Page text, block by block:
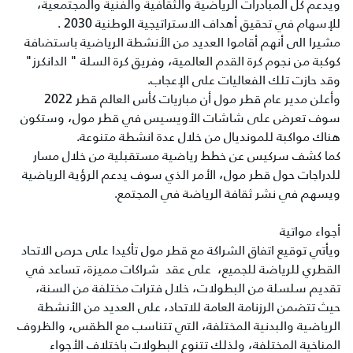
ويدعم كل المبادرات الرياضية والثقافية والفنية والمجتمعية،
للإسهام في تحقيق أهداف الاستراتيجية الوطنية 2030 .
مشيرا الى أنهم أقاموا العديد من الأنشطة الرياضية باستضافة
كوكبة من نجوم كرة القدم العالمية، وفريق كرة السلة " الدانكرز"
وقد حازت تلك الفعاليات على الإعجاب.
وأعلن مدير عام قطر مول أن مباريات كأس العالم قطر 2022
سوف تعرض على شاشات الأويسيس في قطر مول، وستكون
هناك مواكبة للمونديال من خلال عدة انشطة متنوعة.
كما كشف سركيس عن خطط رياضية مستقبلية من خلال مسار
للدراجات حول قطر مول، الأمر الذي سوف يدعم الرؤية الرياضية
ويسهم في نشر ثقافة الرياضة في المجتمع.
أجواء مواتية
ويأتي توقيع اتفاق الشراكة مع قطر مول تأكيدا على حرص الاتحاد
القطري للرياضة للجميع، على عقد شراكات مميزة، تساعد في
تقديم سلسلة من البطولات، خلال فترات مختلفة من السنة،
حيث تتضمن الرزنامة العامة للاتحاد، على العديد من الأنشطة
الرياضية والبدنية المختلفة، التي تتناسب مع الطقس، والظروف
المناخية المختلفة، ولذلك تتنوع البطولات باختلاف الأجواء